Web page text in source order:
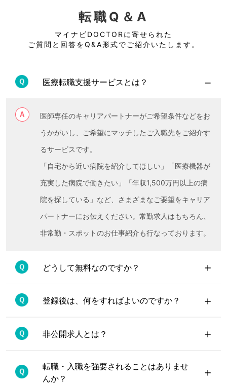
転職Q＆A
マイナビDOCTORに寄せられた
ご質問と回答をQ&A形式でご紹介いたします。
医療転職支援サービスとは？ −
医師専任のキャリアパートナーがご希望条件などをお
うかがいし、ご希望にマッチしたご入職先をご紹介す
るサービスです。
「自宅から近い病院を紹介してほしい」「医療機器が
充実した病院で働きたい」「年収1,500万円以上の病
院を探している」など、さまざまなご要望をキャリア
パートナーにお伝えください。常勤求人はもちろん、
非常勤・スポットのお仕事紹介も行なっております。
どうして無料なのですか？ +
登録後は、何をすればよいのですか？ +
非公開求人とは？ +
転職・入職を強要されることはありませ
んか？
+